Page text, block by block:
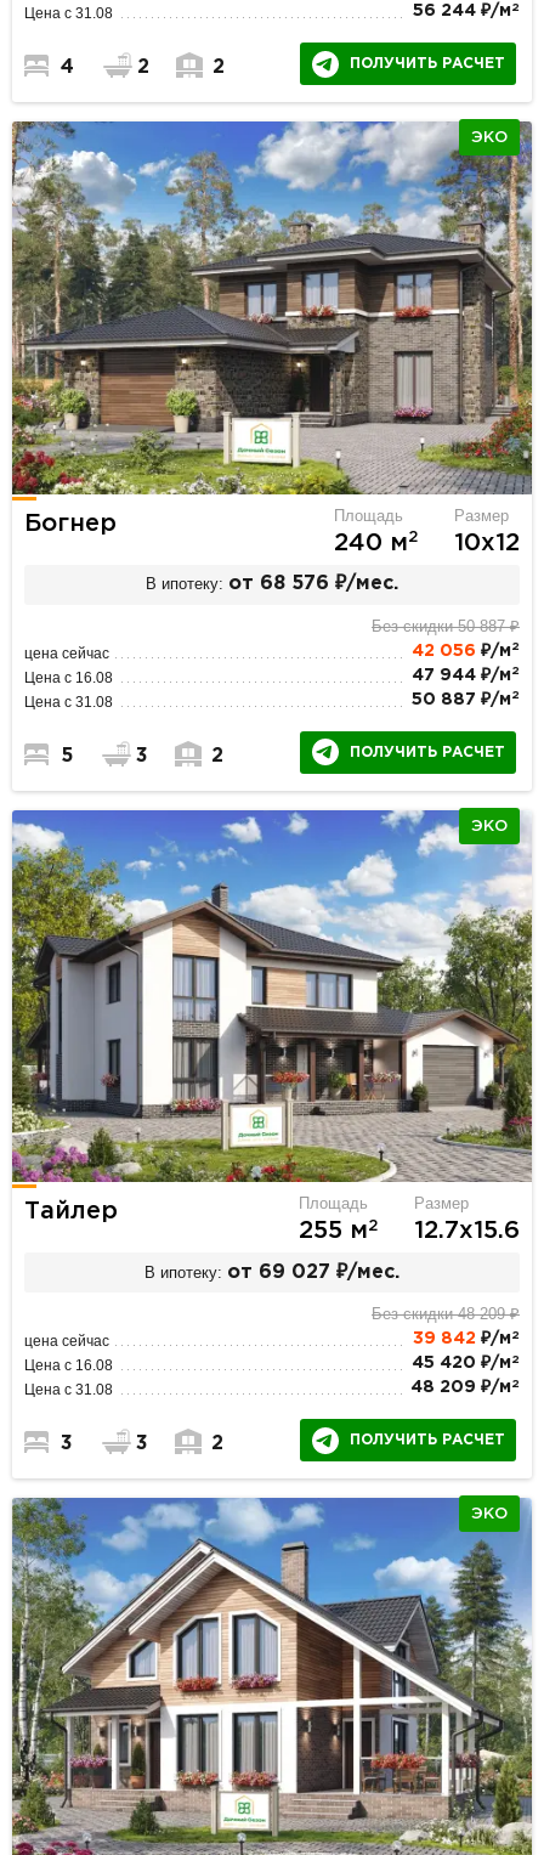
Цена с 31.08 56 244 ₽/м 2
4 2 2 ПОЛУЧИТЬ РАСЧЕТ
ЭКО
Богнер Площадь
240 м2
Размер
10х12
В ипотеку: от 68 576 ₽/мес.
Без скидки 50 887 ₽
цена сейчас 42 056 ₽/м 2
Цена с 16.08 47 944 ₽/м 2
Цена с 31.08 50 887 ₽/м 2
5 3 2 ПОЛУЧИТЬ РАСЧЕТ
ЭКО
Тайлер Площадь
255 м2
Размер
12.7х15.6
В ипотеку: от 69 027 ₽/мес.
Без скидки 48 209 ₽
цена сейчас 39 842 ₽/м 2
Цена с 16.08 45 420 ₽/м 2
Цена с 31.08 48 209 ₽/м 2
3 3 2 ПОЛУЧИТЬ РАСЧЕТ
ЭКО